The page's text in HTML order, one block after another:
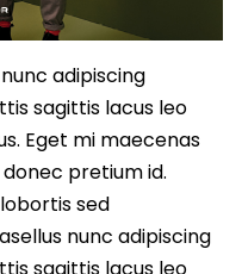
adipiscing
sagittis lacus leo
Eget mi maecenas
pretium id.
sed
nunc adipiscing